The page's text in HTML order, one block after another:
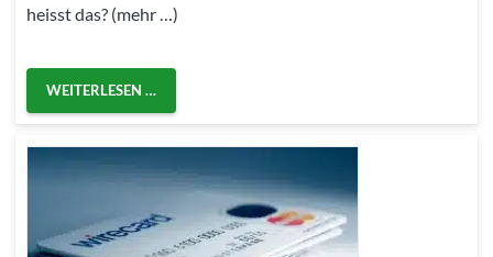
heisst das? (mehr …)
WEITERLESEN …